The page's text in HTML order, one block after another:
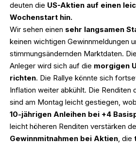
deuten die US-Aktien auf einen
Wochenstart hin.
Wir sehen einen sehr langsamen
keinen wichtigen Gewinnmeldungen
stimmungsändernden Marktdaten.
Anleger wird sich auf die morgigen
richten. Die Rallye könnte sich
Inflation weiter abkühlt. Die Renditen
sind am Montag leicht gestiegen,
10-jährigen Anleihen bei +4
leicht höheren Renditen verstärken
Gewinnmitnahmen bei Aktien, die